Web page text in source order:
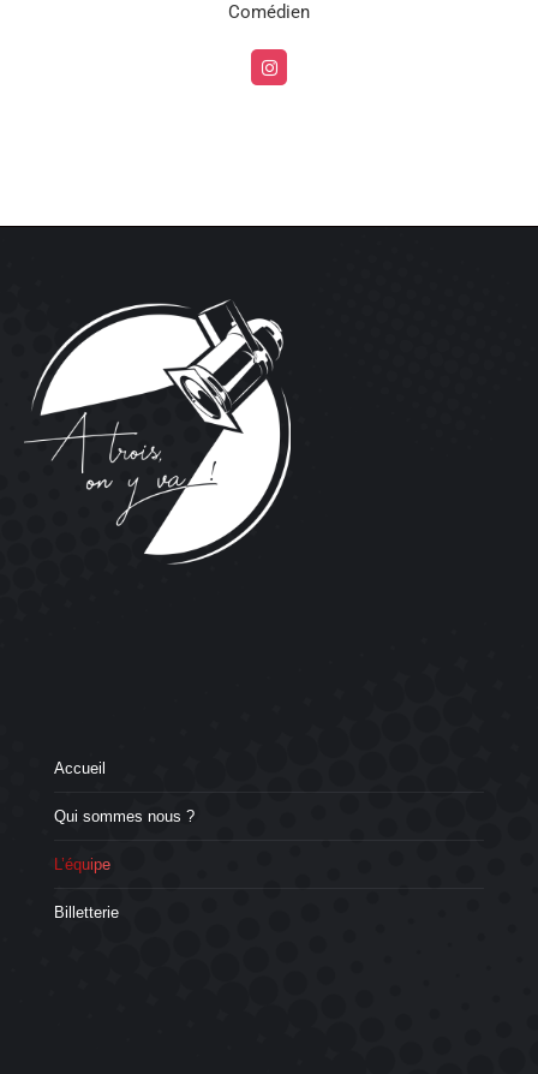
Comédien
Accueil
Qui sommes nous ?
L’équipe
Billetterie